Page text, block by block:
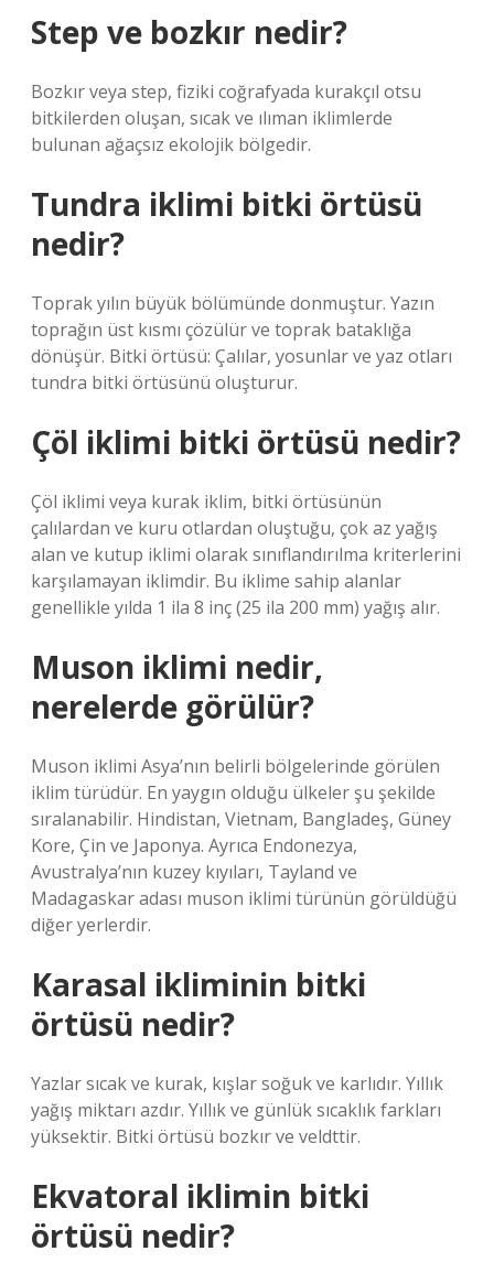
Step ve bozkır nedir?
Bozkır veya step, fiziki coğrafyada kurakçıl otsu
bitkilerden oluşan, sıcak ve ılıman iklimlerde
bulunan ağaçsız ekolojik bölgedir.
Tundra iklimi bitki örtüsü
nedir?
Toprak yılın büyük bölümünde donmuştur. Yazın
toprağın üst kısmı çözülür ve toprak bataklığa
dönüşür. Bitki örtüsü: Çalılar, yosunlar ve yaz otları
tundra bitki örtüsünü oluşturur.
Çöl iklimi bitki örtüsü nedir?
Çöl iklimi veya kurak iklim, bitki örtüsünün
çalılardan ve kuru otlardan oluştuğu, çok az yağış
alan ve kutup iklimi olarak sınıflandırılma kriterlerini
karşılamayan iklimdir. Bu iklime sahip alanlar
genellikle yılda 1 ila 8 inç (25 ila 200 mm) yağış alır.
Muson iklimi nedir,
nerelerde görülür?
Muson iklimi Asya’nın belirli bölgelerinde görülen
iklim türüdür. En yaygın olduğu ülkeler şu şekilde
sıralanabilir. Hindistan, Vietnam, Bangladeş, Güney
Kore, Çin ve Japonya. Ayrıca Endonezya,
Avustralya’nın kuzey kıyıları, Tayland ve
Madagaskar adası muson iklimi türünün görüldüğü
diğer yerlerdir.
Karasal ikliminin bitki
örtüsü nedir?
Yazlar sıcak ve kurak, kışlar soğuk ve karlıdır. Yıllık
yağış miktarı azdır. Yıllık ve günlük sıcaklık farkları
yüksektir. Bitki örtüsü bozkır ve veldttir.
Ekvatoral iklimin bitki
örtüsü nedir?